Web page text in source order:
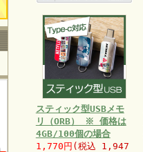
スティック型USBメモ
リ（ORB） ※ 価格は
4GB/100個の場合
1,770円 (税込 1,947